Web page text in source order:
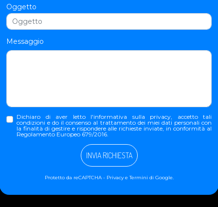
Oggetto
Messaggio
Dichiaro di aver letto l'informativa sulla privacy, accetto tali
condizioni e do il consenso al trattamento dei miei dati personali con
la finalità di gestire e rispondere alle richieste inviate, in conformità al
Regolamento Europeo 679/2016.
INVIA RICHIESTA
Protetto da reCAPTCHA - PrivacyeTermini di Google.